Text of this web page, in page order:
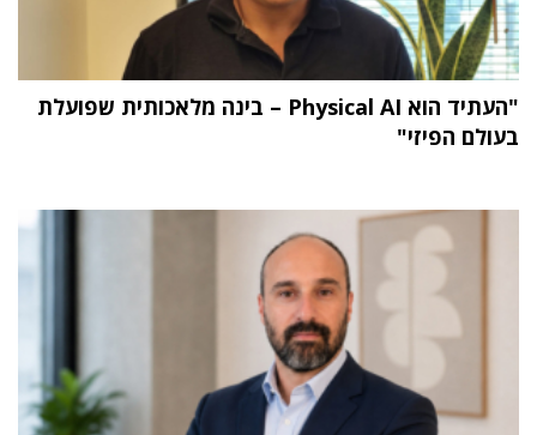
"העתיד הוא Physical AI – בינה מלאכותית שפועלת
בעולם הפיזי"